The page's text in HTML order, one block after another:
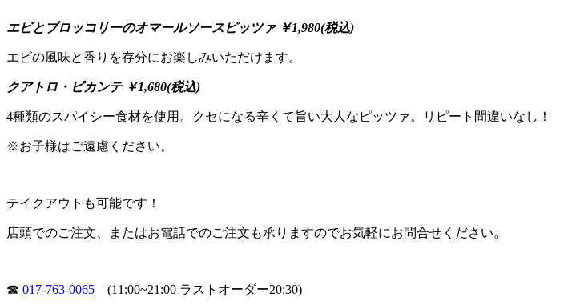
エビとブロッコリーのオマールソースピッツァ ￥1,980(税込)
エビの風味と香りを存分にお楽しみいただけます。
クアトロ・ピカンテ ￥1,680(税込)
4種類のスパイシー食材を使用。クセになる辛くて旨い大人なピッツァ。リピート間違いなし！
※お子様はご遠慮ください。
テイクアウトも可能です！
店頭でのご注文、またはお電話でのご注文も承りますのでお気軽にお問合せください。
☎ 017-763-0065 (11:00~21:00 ラストオーダー20:30)